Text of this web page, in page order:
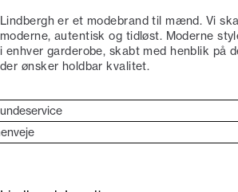
Lindbergh er et modebrand til mænd. Vi
moderne, autentisk og tidløst. Moderne
i enhver garderobe, skabt med henblik på
der ønsker holdbar kvalitet.